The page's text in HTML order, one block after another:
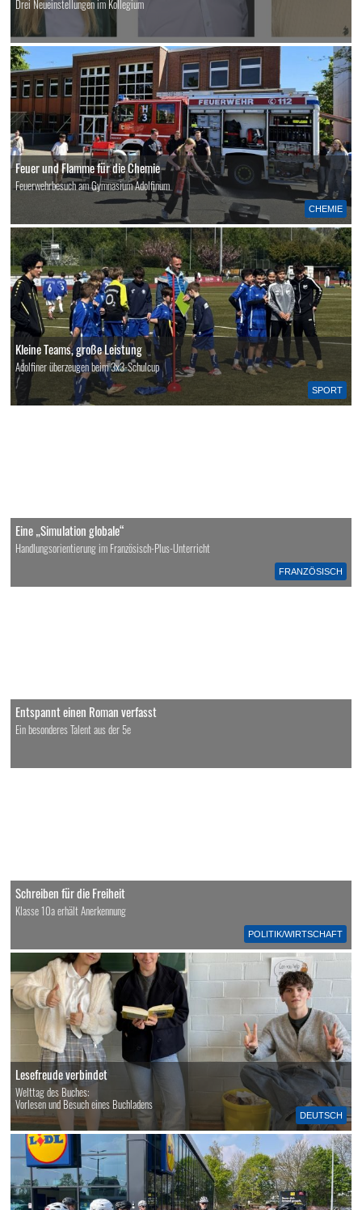
Drei Neueinstellungen im Kollegium
CHEMIE
Feuer und Flamme für die Chemie
Feuerwehrbesuch am Gymnasium Adolfinum
SPORT
Kleine Teams, große Leistung
Adolfiner überzeugen beim 3x3-Schulcup
FRANZÖSISCH
Eine „Simulation globale“
Handlungsorientierung im Französisch-Plus-Unterricht
Entspannt einen Roman verfasst
Ein besonderes Talent aus der 5e
POLITIK/WIRTSCHAFT
Schreiben für die Freiheit
Klasse 10a erhält Anerkennung
DEUTSCH
Lesefreude verbindet
Welttag des Buches:
Vorlesen und Besuch eines Buchladens